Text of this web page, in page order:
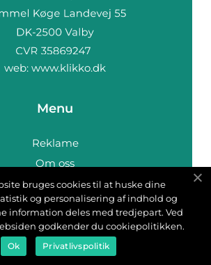
web: www.klikko.dk
Menu
Reklame
Om oss
Cookies
Kontakt Oss
Sitemap
bruges cookies til at huske dine
og personalisering af indhold og
information deles med tredjepart. Ved
godkender du cookiepolitikken.
Ok Privatlivspolitik